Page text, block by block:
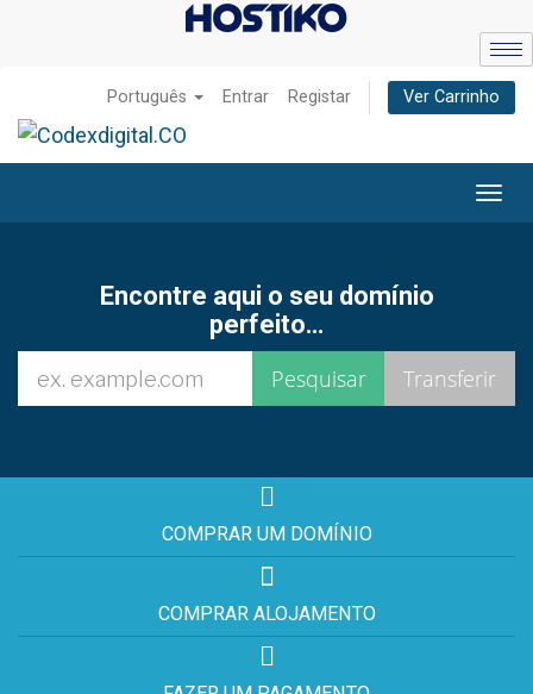
Português Entrar Registar Ver Carrinho
Encontre aqui o seu domínio
perfeito…
COMPRAR UM DOMÍNIO
COMPRAR ALOJAMENTO